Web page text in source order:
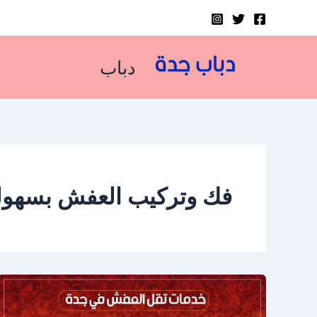
دباب
فك وتركيب العفش